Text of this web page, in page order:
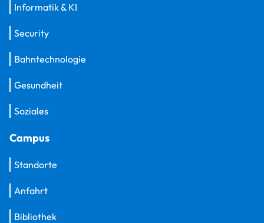
Informatik & KI
Security
Bahntechnologie
Gesundheit
Soziales
Campus
Standorte
Anfahrt
Bibliothek